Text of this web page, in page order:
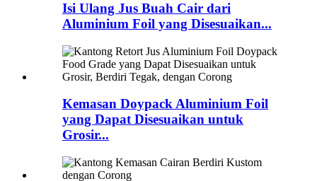
Isi Ulang Jus Buah Cair dari
Aluminium Foil yang Disesuaikan...
Kemasan Doypack Aluminium Foil
yang Dapat Disesuaikan untuk
Grosir...